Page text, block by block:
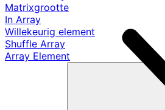
Matrixgrootte
In Array
Willekeurig element
Shuffle Array
Array Element